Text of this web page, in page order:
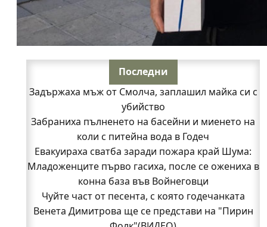
Последни
Задържаха мъж от Смолча, заплашил майка си с
убийство
Забраниха пълненето на басейни и миенето на
коли с питейна вода в Годеч
Евакуираха сватба заради пожара край Шума:
Младоженците първо гасиха, после се ожениха в
конна база във Войнеговци
Чуйте част от песента, с която годечанката
Венета Димитрова ще се представи на "Пирин